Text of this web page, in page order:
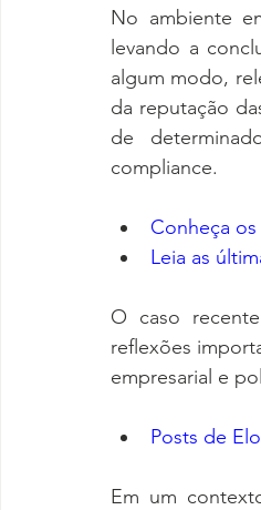
No ambiente
levando a
algum modo,
da reputação
de
compliance.
Conheça
Leia as
O caso
reflexões
empresarial e
Posts de
Em um